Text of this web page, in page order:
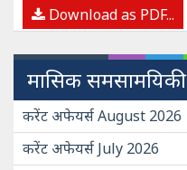
Download as PDF...
मासिक समसामयिकी
करेंट अफेयर्स August 2026
करेंट अफेयर्स July 2026